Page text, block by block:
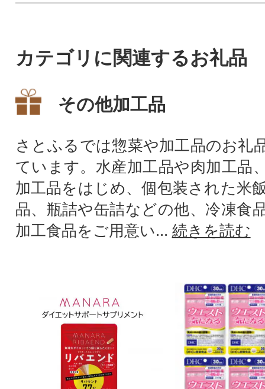
カテゴリに関連するお礼品
その他加工品
さとふるでは惣菜や加工品のお礼
ています。水産加工品や肉加工品
加工品をはじめ、個包装された米
品、瓶詰や缶詰などの他、冷凍食
加工食品をご用意い... 続きを読む